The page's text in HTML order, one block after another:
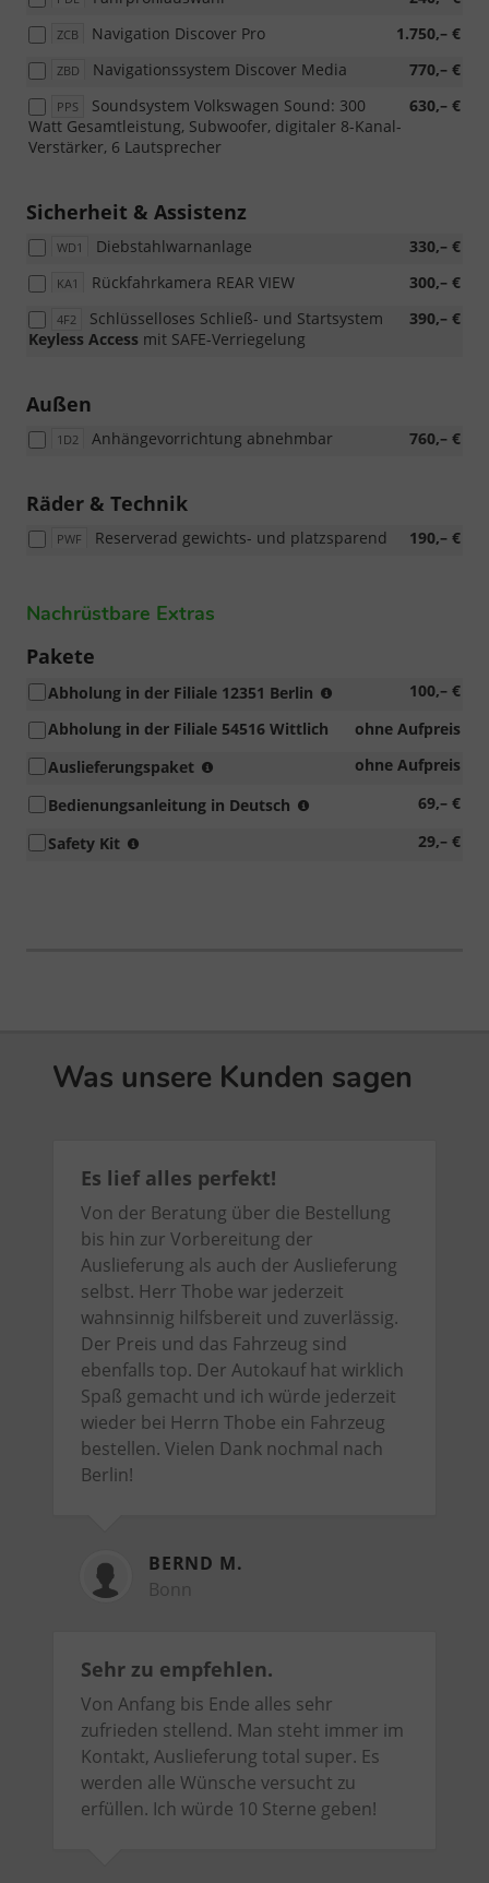
ZCB 1.750,– €
Navigation Discover Pro
ZBD 770,– €
Navigationssystem Discover Media
PPS 630,– €
Soundsystem Volkswagen Sound: 300
Watt Gesamtleistung, Subwoofer, digitaler 8-Kanal-
Verstärker, 6 Lautsprecher
Sicherheit & Assistenz
WD1 330,– €
Diebstahlwarnanlage
KA1 300,– €
Rückfahrkamera REAR VIEW
4F2 390,– €
Schlüsselloses Schließ- und Startsystem
Keyless Access mit SAFE-Verriegelung
Außen
1D2 760,– €
Anhängevorrichtung abnehmbar
Räder & Technik
PWF 190,– €
Reserverad gewichts- und platzsparend
Nachrüstbare Extras
Pakete
100,– €
Abholung in der Filiale 12351 Berlin
ohne Aufpreis
Abholung in der Filiale 54516 Wittlich
ohne Aufpreis
Auslieferungspaket
per
69,– €
Bedienungsanleitung in Deutsch
29,– €
Safety Kit
Befestigungssystem
Was unsere Kunden sagen
Es lief alles perfekt!
Von der Beratung über die Bestellung
bis hin zur Vorbereitung der
Auslieferung als auch der Auslieferung
selbst. Herr Thobe war jederzeit
wahnsinnig hilfsbereit und zuverlässig.
Der Preis und das Fahrzeug sind
ebenfalls top. Der Autokauf hat wirklich
Spaß gemacht und ich würde jederzeit
wieder bei Herrn Thobe ein Fahrzeug
bestellen. Vielen Dank nochmal nach
Berlin!
BERND M.
Bonn
Sehr zu empfehlen.
Von Anfang bis Ende alles sehr
zufrieden stellend. Man steht immer im
Kontakt, Auslieferung total super. Es
werden alle Wünsche versucht zu
erfüllen. Ich würde 10 Sterne geben!